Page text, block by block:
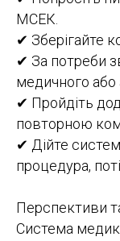
МСЕК.
✔ Зберігайте
✔ За потреби
медичного або
✔ Пройдіть
повторною
✔ Дійте
процедура,
Перспективи
Система